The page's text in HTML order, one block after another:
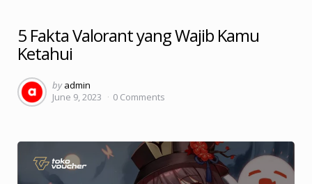
5 Fakta Valorant yang Wajib Kamu
Ketahui
Posted
by
by admin
June 9, 2023
0 Comments